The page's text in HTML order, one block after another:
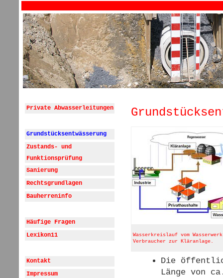
Private Abwasserleitungen
Grundstücksentwässerung
Zustands- und
Funktionsprüfung
Sanierung
Rechtsgrundlagen
Bauherreninfo
Häufige Fragen
Lexikon11
Kontakt
Impressum
Wasserkreislauf vom
Verbraucher zur Kläranlage.
Die
Länge von